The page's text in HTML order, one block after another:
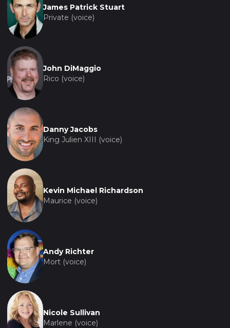
James Patrick Stuart
Private (voice)
John DiMaggio
Rico (voice)
Danny Jacobs
King Julien XIII (voice)
Kevin Michael Richardson
Maurice (voice)
Andy Richter
Mort (voice)
Nicole Sullivan
Marlene (voice)